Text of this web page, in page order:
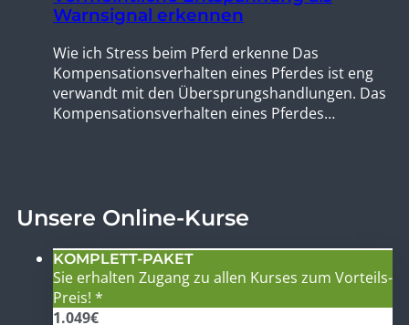
Warnsignal erkennen
Wie ich Stress beim Pferd erkenne Das
Kompensationsverhalten eines Pferdes ist eng
verwandt mit den Übersprungshandlungen. Das
Kompensationsverhalten eines Pferdes…
Unsere Online-Kurse
KOMPLETT-PAKET
Sie erhalten Zugang zu allen Kurses zum Vorteils-
Preis! *
1.049€